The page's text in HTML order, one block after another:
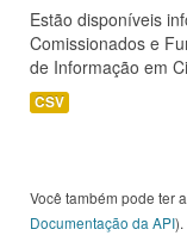
Estão disponíveis
Comissionados e
de Informação em
CSV
Você também pode ter
Documentação da API).